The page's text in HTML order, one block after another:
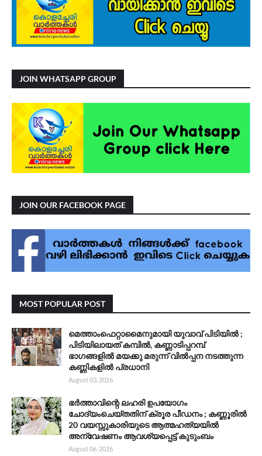
JOIN WHATSAPP GROUP
JOIN OUR FACEBOOK PAGE
MOST POPULAR POST
മെത്താംഫെറ്റാമൈനുമായി യുവാവ് പിടിയിൽ ;
പിടിയിലായത് കമ്പിൽ, കണ്ണാടിപ്പറമ്പ്
ഭാഗങ്ങളിൽ മയക്കു മരുന്ന് വിൽപ്പന നടത്തുന്ന
കണ്ണികളിൽ പ്രധാനി
August 03, 2026
ഭർത്താവിന്റെ ലഹരി ഉപയോഗം
ചോദ്യംചെയ്തതിന് ക്രൂര പീഡനം ; കണ്ണൂരിൽ
20 വയസ്സുകാരിയുടെ ആത്മഹത്യയിൽ
അന്വേഷണം ആവശ്യപ്പെട്ട് കുടുംബം
August 06, 2026